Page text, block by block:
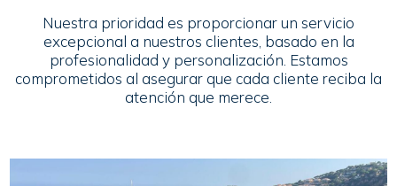
Nuestra prioridad es proporcionar un servicio
excepcional a nuestros clientes, basado en la
profesionalidad y personalización. Estamos
comprometidos al asegurar que cada cliente reciba la
atención que merece.